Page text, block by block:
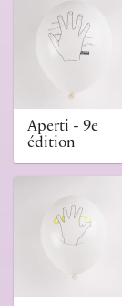
Aperti - 9e
édition